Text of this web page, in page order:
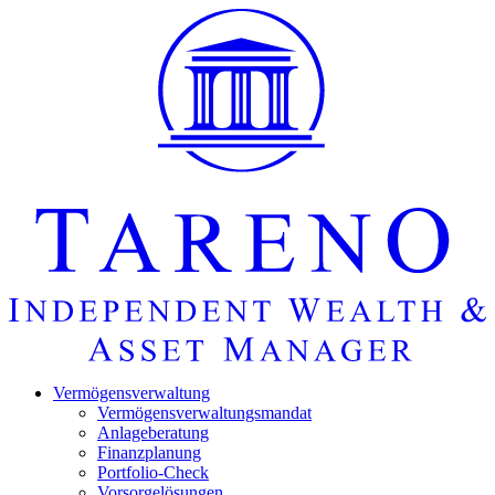
Vermö­gens­ver­wal­tung
Vermö­gens­ver­wal­tungs­mandat
Anlage­be­ra­tung
Finanz­pla­nung
Portfolio-Check